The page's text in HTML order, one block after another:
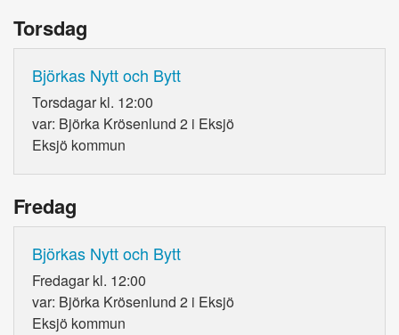
Torsdag
Björkas Nytt och Bytt
Torsdagar kl. 12:00
var: Björka Krösenlund 2 i Eksjö
Eksjö kommun
Fredag
Björkas Nytt och Bytt
Fredagar kl. 12:00
var: Björka Krösenlund 2 i Eksjö
Eksjö kommun